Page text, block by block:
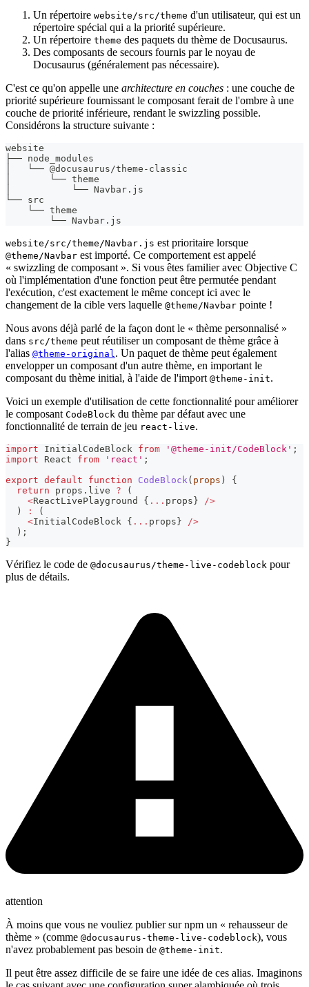
Un répertoire website/src/theme d'un utilisateur, qui est un
répertoire spécial qui a la priorité supérieure.
Un répertoire theme des paquets du thème de Docusaurus.
Des composants de secours fournis par le noyau de
Docusaurus (généralement pas nécessaire).
C'est ce qu'on appelle une architecture en couches : une couche de
priorité supérieure fournissant le composant ferait de l'ombre à une
couche de priorité inférieure, rendant le swizzling possible.
Considérons la structure suivante :
website
├── node_modules
│   └── @docusaurus/theme-classic
│       └── theme
│           └── Navbar.js
└── src
    └── theme
        └── Navbar.js
website/src/theme/Navbar.js est prioritaire lorsque
@theme/Navbar est importé. Ce comportement est appelé
« swizzling de composant ». Si vous êtes familier avec Objective C
où l'implémentation d'une fonction peut être permutée pendant
l'exécution, c'est exactement le même concept ici avec le
changement de la cible vers laquelle @theme/Navbar pointe !
Nous avons déjà parlé de la façon dont le « thème personnalisé »
dans src/theme peut réutiliser un composant de thème grâce à
l'alias @theme-original . Un paquet de thème peut également
envelopper un composant d'un autre thème, en important le
composant du thème initial, à l'aide de l'import @theme-init.
Voici un exemple d'utilisation de cette fonctionnalité pour améliorer
le composant CodeBlock du thème par défaut avec une
fonctionnalité de terrain de jeu react-live.
import InitialCodeBlock from '@theme-init/CodeBlock' ;
import
React from 'react' ;
export default function CodeBlock ( props )
{
return props . live ?
(
<ReactLivePlayground { ... props } />
)
:
(
<InitialCodeBlock { ... props } />
) ;
}
Vérifiez le code de @docusaurus/theme-live-codeblock pour
plus de détails.
attention
À moins que vous ne vouliez publier sur npm un « rehausseur de
thème » (comme @docusaurus-theme-live-codeblock), vous
n'avez probablement pas besoin de @theme-init.
Il peut être assez difficile de se faire une idée de ces alias. Imaginons